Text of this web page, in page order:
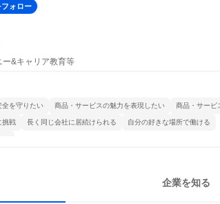
ォロー
&キャリア教育等
全を守りたい 商品・サービスの魅力を表現したい 商品・サービ
挑戦 長く同じ会社に居続けられる 自分の好きな場所で働ける
企業を知る